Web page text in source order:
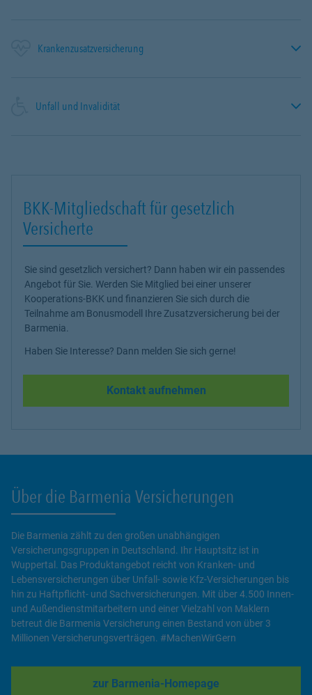
Krankenzusatzversicherung
Unfall und Invalidität
BKK-Mitgliedschaft für gesetzlich
Versicherte
Sie sind gesetzlich versichert? Dann haben wir ein passendes
Angebot für Sie. Werden Sie Mitglied bei einer unserer
Kooperations-BKK und finanzieren Sie sich durch die
Teilnahme am Bonusmodell Ihre Zusatzversicherung bei der
Barmenia.
Haben Sie Interesse? Dann melden Sie sich gerne!
Kontakt aufnehmen
Über die Barmenia Versicherungen
Die Barmenia zählt zu den großen unabhängigen
Versicherungsgruppen in Deutschland. Ihr Hauptsitz ist in
Wuppertal. Das Produktangebot reicht von Kranken- und
Lebensversicherungen über Unfall- sowie Kfz-Versicherungen bis
hin zu Haftpflicht- und Sachversicherungen. Mit über 4.500 Innen-
und Außendienstmitarbeitern und einer Vielzahl von Maklern
betreut die Barmenia Versicherung einen Bestand von über 3
Millionen Versicherungsverträgen. #MachenWirGern
zur Barmenia-Homepage
Link Opens in New Tab